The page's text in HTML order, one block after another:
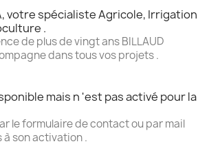
votre spécialiste Agricole, Irrigation
.
de plus de vingt ans BILLAUD
dans tous vos projets .
mais n 'est pas activé pour la
le formulaire de contact ou par mail
son activation .